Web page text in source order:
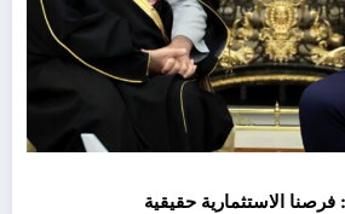
الاستثمارية حقيقية